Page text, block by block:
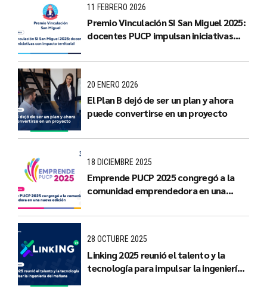
11 FEBRERO 2026
Premio Vinculación SI San Miguel 2025:
docentes PUCP impulsan iniciativas
20 ENERO 2026
El Plan B dejó de ser un plan y ahora
puede convertirse en un proyecto
18 DICIEMBRE 2025
Emprende PUCP 2025 congregó a la
comunidad emprendedora en una
28 OCTUBRE 2025
Linking 2025 reunió el talento y la
tecnología para impulsar la ingeniería